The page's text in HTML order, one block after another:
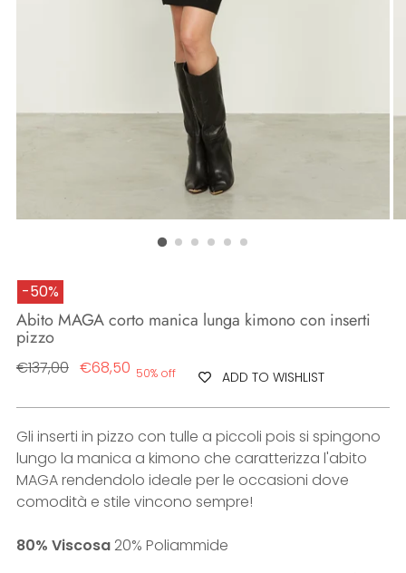
-50%
Abito MAGA corto manica lunga kimono con inserti
pizzo
Regular
€137,00 €68,50 50% off ADD TO WISHLIST
Gli inserti in pizzo con tulle a piccoli pois si spingono
lungo la manica a kimono che caratterizza l'abito
MAGA rendendolo ideale per le occasioni dove
comodità e stile vincono sempre!
80% Viscosa 20% Poliammide